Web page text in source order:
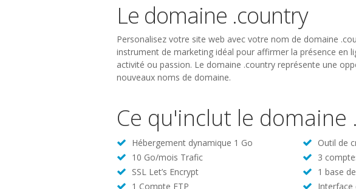
Le domaine .country
Personalisez votre site web avec votre nom de domaine
instrument de marketing idéal pour affirmer la présence en
activité ou passion. Le domaine .country représente une
nouveaux noms de domaine.
Ce qu'inclut le domaine
Hébergement dynamique 1 Go
Outil de
10 Go/mois Trafic
3
SSL Let’s Encrypt
1 base
1 Compte FTP
Interface